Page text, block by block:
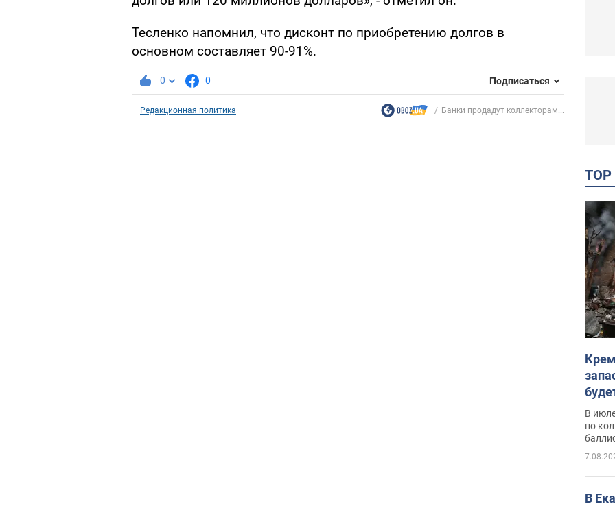
Тесленко напомнил, что дисконт по приобретению долгов в
основном составляет 90-91%.
0 0 Подписаться
Редакционная политика Банки продадут коллекторам...
В
по
В